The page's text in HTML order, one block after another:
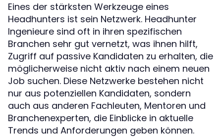
Eines der stärksten Werkzeuge eines
Headhunters ist sein Netzwerk. Headhunter
Ingenieure sind oft in ihren spezifischen
Branchen sehr gut vernetzt, was ihnen hilft,
Zugriff auf passive Kandidaten zu erhalten, die
möglicherweise nicht aktiv nach einem neuen
Job suchen. Diese Netzwerke bestehen nicht
nur aus potenziellen Kandidaten, sondern
auch aus anderen Fachleuten, Mentoren und
Branchenexperten, die Einblicke in aktuelle
Trends und Anforderungen geben können.